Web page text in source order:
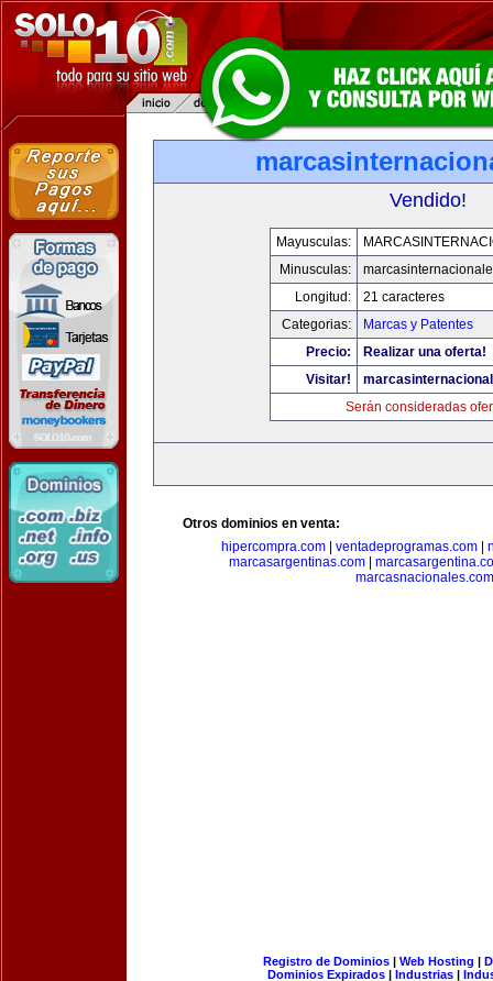
Vendido!
Mayusculas:
Minusculas:
Longitud:
21 caracteres
Categorias:
Marcas y Patentes
Precio:
Realizar una oferta!
Visitar!
Serán consideradas
Otros dominios en venta:
hipercompra.com
ventadeprogramas.com
marcasargentinas.com
marcasnacionales.com
Registro de Dominios| Web Hosting |
Dominios Expirados | Industrias |